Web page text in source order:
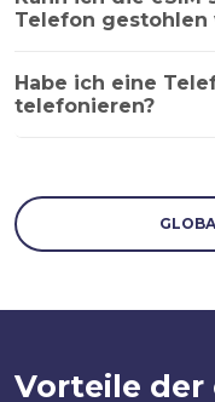
Telefon gestohlen
Habe ich eine
telefonieren?
Vorteile der